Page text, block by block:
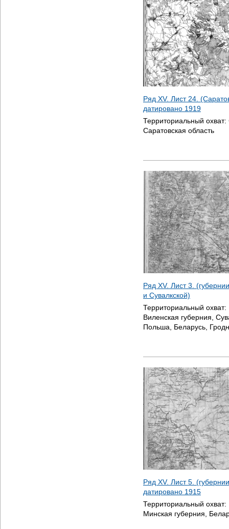
Ряд XV. Лист 24.
датировано 1919
Территориальный охват:
Саратовская область
Ряд XV. Лист 3.
и Сувалкской)
Территориальный охват:
Виленская губерния,
Польша, Беларусь,
Ряд XV. Лист 5.
датировано 1915
Территориальный охват:
Минская губерния,